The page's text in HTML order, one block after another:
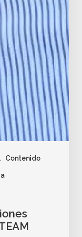
Contenido